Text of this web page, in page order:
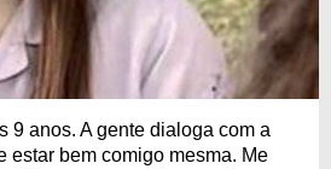
9 anos. A gente dialoga com a
estar bem comigo mesma. Me